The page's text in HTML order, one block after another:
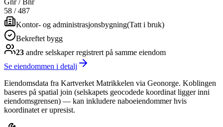
Gnr / Bnr
58 /487
Kontor- og administrasjonsbygning(Tatt i bruk)
Bekreftet bygg
23 andre selskaperregistrert på samme eiendom
Se eiendommen i detalj
Eiendomsdata fra Kartverket Matrikkelen via Geonorge. Koblingen
baseres på spatial join (selskapets geocodede koordinat ligger inni
eiendomsgrensen) — kan inkludere naboeiendommer hvis
koordinatet er upresist.